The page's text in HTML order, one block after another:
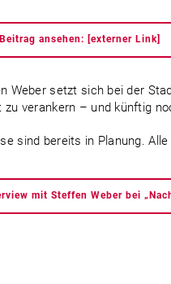
ansehen: [externer Link]
Weber setzt sich bei der
zu verankern – und künftig
sind bereits in Planung.
mit Steffen Weber bei